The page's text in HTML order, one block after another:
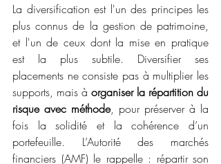
La diversification est l'un des principes les
plus connus de la gestion de patrimoine,
et l'un de ceux dont la mise en pratique
est la plus subtile. Diversifier ses
placements ne consiste pas à multiplier les
supports, mais à organiser la répartition du
risque avec méthode, pour préserver à la
fois la solidité et la cohérence d’un
portefeuille. L’Autorité des marchés
financiers (AMF) le rappelle : répartir son